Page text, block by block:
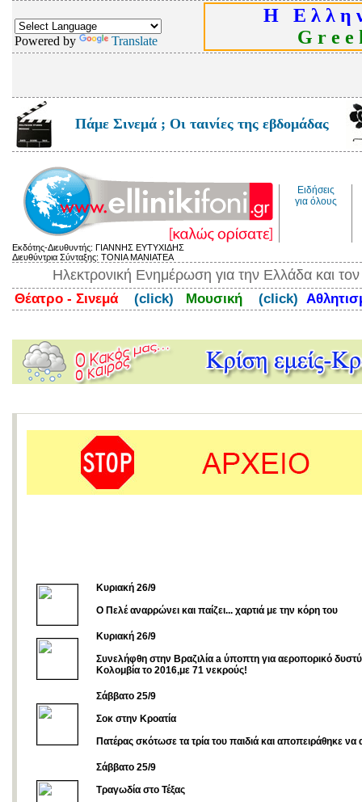
Powered by Translate
Η Ε λ λ η
G r e e
Πάμε Σινεμά ; Οι ταινίες της εβδομάδας
Ειδήσεις
για όλους
Εκδότης-Διευθυντής: ΓΙΑΝΝΗΣ ΕΥΤΥΧΙΔΗΣ
Διευθύντρια Σύνταξης: ΤΟΝΙΑ ΜΑΝΙΑΤΕΑ
Ηλεκτρονική Ενημέρωση για την Ελλάδα και
Θέατρο - Σινεμά (click) Μουσική (click)
Κυριακή 26/9
Ο Πελέ αναρρώνει και παίζει... χαρτιά με την κόρη του
Κυριακή 26/9
Συνελήφθη στην Βραζιλία a ύποπτη για αεροπορικό
Κολομβία το 2016,με 71 νεκρούς!
Σάββατο 25/9
Σοκ στην Κροατία
Πατέρας σκότωσε τα τρία του παιδιά και αποπειράθηκε να
Σάββατο 25/9
Τραγωδία στο Τέξας